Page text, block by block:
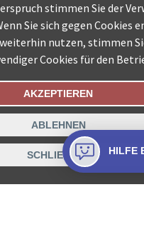
Ämtersuche der
Impressum
Kontakt
stimmen Sie der
Sie sich gegen Cookies
nutzen, stimmen
Cookies für den
AKZEPTIEREN
ABLEHNEN
SCHLIESSEN HILFE